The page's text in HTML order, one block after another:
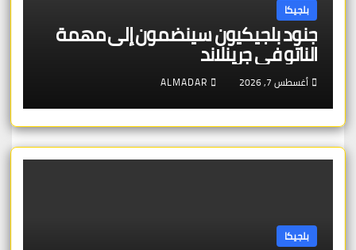
بلجيكا
جنود بلجيكيون سينضمون إلى مهمة
الناتو في جرينلاند
أغسطس 7, 2026 ALMADAR
بلجيكا